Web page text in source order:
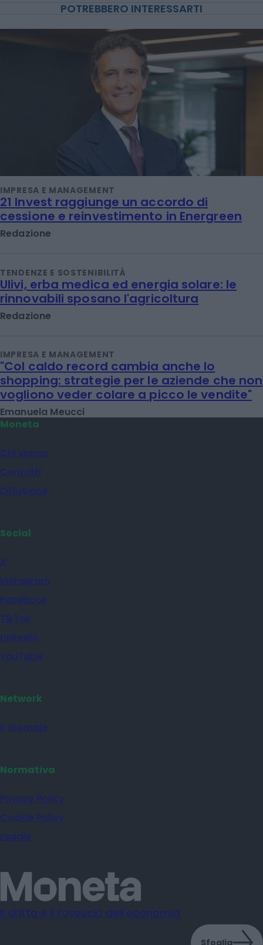
POTREBBERO INTERESSARTI
IMPRESA E MANAGEMENT
21 Invest raggiunge un accordo di
cessione e reinvestimento in Energreen
Redazione
TENDENZE E SOSTENIBILITÀ
Ulivi, erba medica ed energia solare: le
rinnovabili sposano l'agricoltura
Redazione
IMPRESA E MANAGEMENT
"Col caldo record cambia anche lo
shopping: strategie per le aziende che non
vogliono veder colare a picco le vendite"
Emanuela Meucci
Moneta
Chi siamo
Contatti
Diffusione
Social
X
Instagram
Facebook
TikTok
Linkedin
YouTube
Network
il Giornale
Normativa
Privacy Policy
Cookie Policy
Legale
Il dritto e il rovescio dell'economia